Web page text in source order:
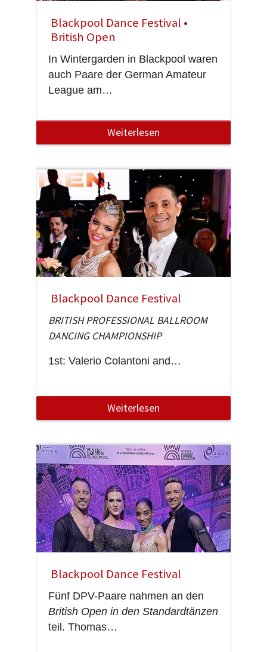
Blackpool Dance Festival •
British Open
In Wintergarden in Blackpool waren
auch Paare der German Amateur
League am…
Weiterlesen
Blackpool Dance Festival
BRITISH PROFESSIONAL BALLROOM
DANCING CHAMPIONSHIP
1st: Valerio Colantoni and…
Weiterlesen
Blackpool Dance Festival
Fünf DPV-Paare nahmen an den
British Open in den Standardtänzen
teil. Thomas…